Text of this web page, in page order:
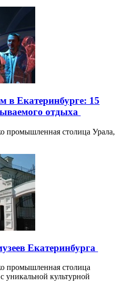
в Екатеринбурге: 15
отдыха
промышленная столица Урала,
Екатеринбурга
промышленная столица
уникальной культурной